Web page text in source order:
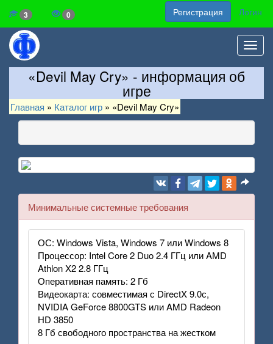
3 0 Регистрация Логин
«Devil May Cry» - информация об
игре
Главная » Каталог игр » «Devil May Cry»
Минимальные системные требования
ОС: Windows Vista, Windows 7 или Windows 8
Процессор: Intel Core 2 Duo 2.4 ГГц или AMD
Athlon X2 2.8 ГГц
Оперативная память: 2 Гб
Видеокарта: совместимая с DirectX 9.0с,
NVIDIA GeForce 8800GTS или AMD Radeon
HD 3850
8 Гб свободного пространства на жестком